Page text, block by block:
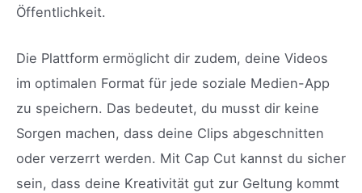
Öffentlichkeit.
Die Plattform ermöglicht dir zudem, deine Videos
im optimalen Format für jede soziale Medien-App
zu speichern. Das bedeutet, du musst dir keine
Sorgen machen, dass deine Clips abgeschnitten
oder verzerrt werden. Mit Cap Cut kannst du sicher
sein, dass deine Kreativität gut zur Geltung kommt